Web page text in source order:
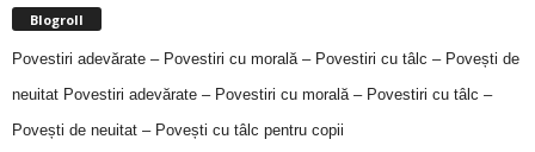
Blogroll
Povestiri adevărate – Povestiri cu morală – Povestiri cu tâlc – Povești de
neuitat Povestiri adevărate – Povestiri cu morală – Povestiri cu tâlc –
Povești de neuitat – Povești cu tâlc pentru copii